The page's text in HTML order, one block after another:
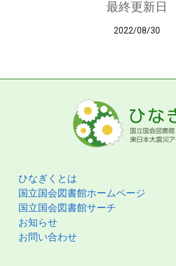
最終更新日
2022/08/30
ひなぎくとは
国立国会図書館ホームページ
国立国会図書館サーチ
お知らせ
お問い合わせ